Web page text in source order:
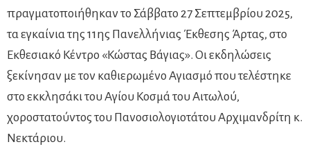
πραγματοποιήθηκαν το Σάββατο 27 Σεπτεμβρίου 2025,
τα εγκαίνια της 11ης Πανελλήνιας Έκθεσης Άρτας, στο
Εκθεσιακό Κέντρο «Κώστας Βάγιας». Οι εκδηλώσεις
ξεκίνησαν με τον καθιερωμένο Αγιασμό που τελέστηκε
στο εκκλησάκι του Αγίου Κοσμά του Αιτωλού,
χοροστατούντος του Πανοσιολογιοτάτου Αρχιμανδρίτη κ.
Νεκτάριου.